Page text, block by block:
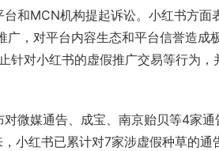
和MCN机构提起诉讼。小红书方面
广，对平台内容生态和平台信誉造成
针对小红书的虚假推广交易等行为，
对微媒通告、成宝、南京贻贝等4家通
小红书已累计对7家涉虚假种草的通